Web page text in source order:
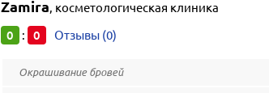
Zamira, косметологическая клиника
0 : 0 Отзывы (0)
Окрашивание бровей